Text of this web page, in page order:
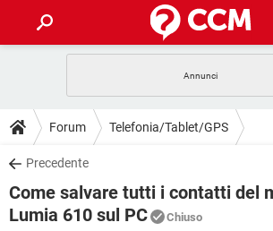
INTRATTENIMENTO ANDROID
iOS
INSTAGRAM WHATSAPP
TIKTOK
GUIDE
COVID-19 GAMING
iOS
DOWNLOAD
COVID-19 GAMING
INTRATTENIMENTO
FORUM
Forum Telefonia/Tablet/GPS
Precedente
Come salvare tutti i contatti del
Lumia 610 sul PC
Chiuso